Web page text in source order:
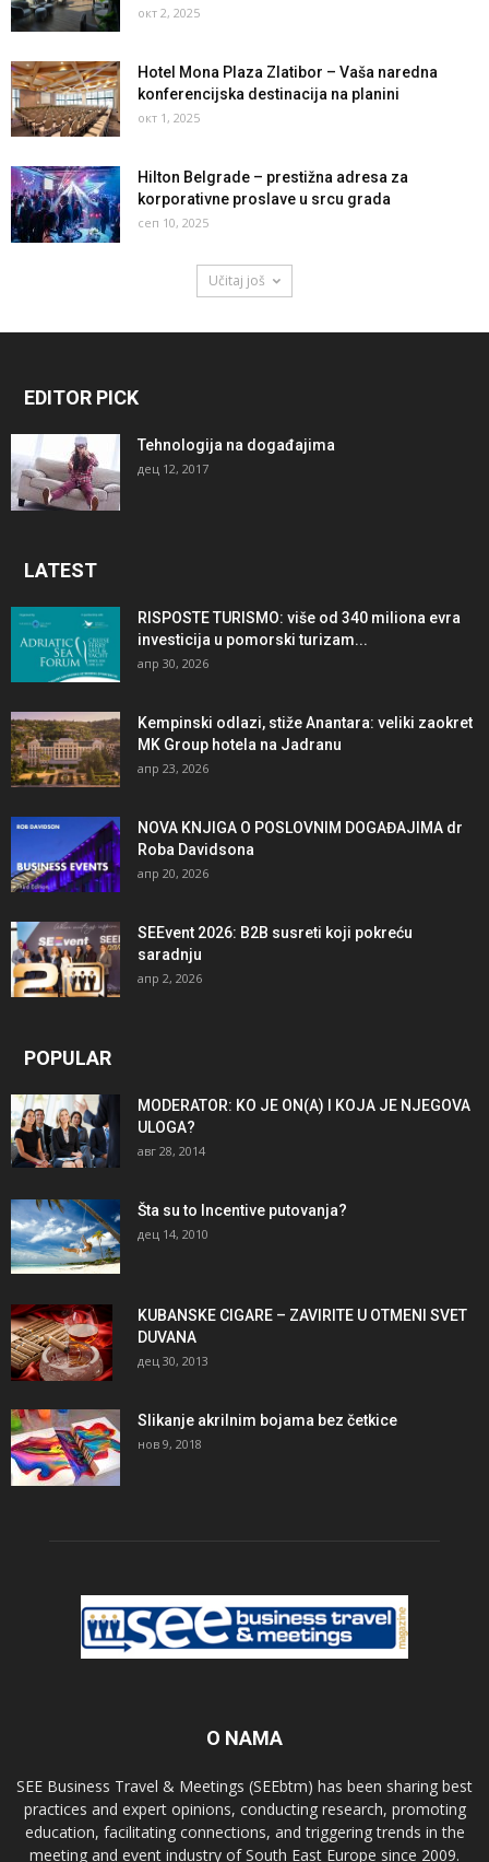
окт 2, 2025
Hotel Mona Plaza Zlatibor – Vaša naredna
konferencijska destinacija na planini
окт 1, 2025
Hilton Belgrade – prestižna adresa za
korporativne proslave u srcu grada
сеп 10, 2025
Učitaj još
EDITOR PICK
Tehnologija na događajima
дец 12, 2017
LATEST
RISPOSTE TURISMO: više od 340 miliona evra
investicija u pomorski turizam...
апр 30, 2026
Kempinski odlazi, stiže Anantara: veliki zaokret
MK Group hotela na Jadranu
апр 23, 2026
NOVA KNJIGA O POSLOVNIM DOGAĐAJIMA dr
Roba Davidsona
апр 20, 2026
SEEvent 2026: B2B susreti koji pokreću
saradnju
апр 2, 2026
POPULAR
MODERATOR: KO JE ON(A) I KOJA JE NJEGOVA
ULOGA?
авг 28, 2014
Šta su to Incentive putovanja?
дец 14, 2010
KUBANSKE CIGARE – ZAVIRITE U OTMENI SVET
DUVANA
дец 30, 2013
Slikanje akrilnim bojama bez četkice
нов 9, 2018
O NAMA
SEE Business Travel & Meetings (SEEbtm) has been sharing best
practices and expert opinions, conducting research, promoting
education, facilitating connections, and triggering trends in the
meeting and event industry of South East Europe since 2009.